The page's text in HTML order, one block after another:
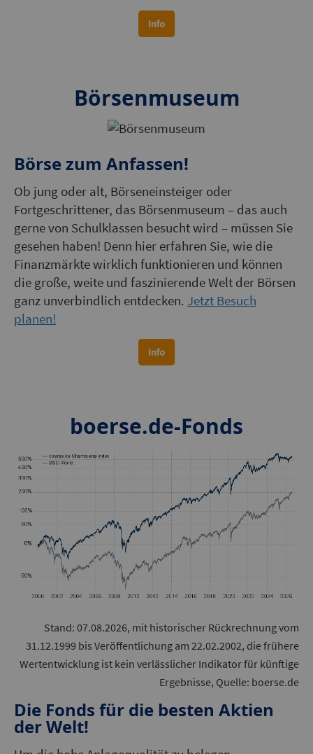
Börsenmuseum
Börse zum Anfassen!
Ob jung oder alt, Börseneinsteiger oder
Fortgeschrittener, das Börsenmuseum – das auch
gerne von Schulklassen besucht wird – müssen Sie
gesehen haben! Denn hier erfahren Sie, wie die
Finanzmärkte wirklich funktionieren und können
die große, weite und faszinierende Welt der Börsen
ganz unverbindlich entdecken. Jetzt Besuch
planen!
boerse.de-Fonds
Stand: 07.08.2026, mit historischer Rückrechnung vom
31.12.1999 bis Veröffentlichung am 22.02.2002, die frühere
Wertentwicklung ist kein verlässlicher Indikator für künftige
Ergebnisse, Quelle: boerse.de
Die Fonds für die besten Aktien
der Welt!